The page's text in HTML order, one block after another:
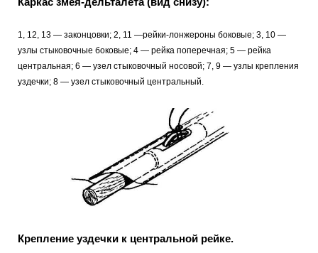
1, 12, 13 — законцовки; 2, 11 —рейки-лонжероны боковые; 3, 10 —
узлы стыковочные боковые; 4 — рейка поперечная; 5 — рейка
центральная; 6 — узел стыковочный носовой; 7, 9 — узлы крепления
уздечки; 8 — узел стыковочный центральный.
Крепление уздечки к центральной рейке.